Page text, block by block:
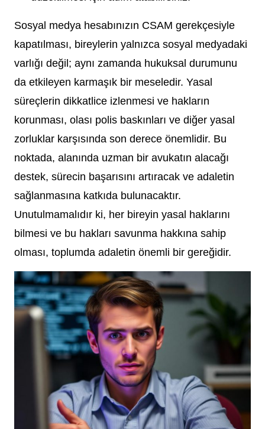
Sosyal medya hesabınızın CSAM gerekçesiyle
kapatılması, bireylerin yalnızca sosyal medyadaki
varlığı değil; aynı zamanda hukuksal durumunu
da etkileyen karmaşık bir meseledir. Yasal
süreçlerin dikkatlice izlenmesi ve hakların
korunması, olası polis baskınları ve diğer yasal
zorluklar karşısında son derece önemlidir. Bu
noktada, alanında uzman bir avukatın alacağı
destek, sürecin başarısını artıracak ve adaletin
sağlanmasına katkıda bulunacaktır.
Unutulmamalıdır ki, her bireyin yasal haklarını
bilmesi ve bu hakları savunma hakkına sahip
olması, toplumda adaletin önemli bir gereğidir.